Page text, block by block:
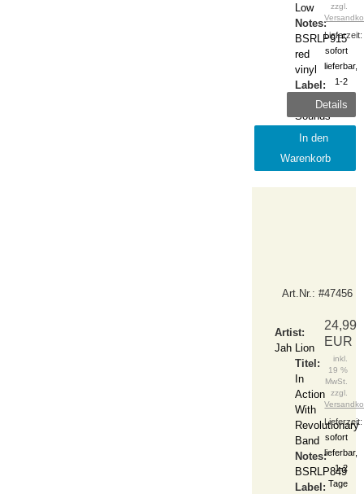
Low
Notes:
BSRLP915
red
vinyl
Label:
Burning
Sounds
Release:
November
zzgl.
Lieferzeit:
sofort
lieferbar,
1-2
Details
In den
Warenkorb
Art.Nr.: #47456
Artist:
Jah Lion
Titel:
In
Action
With
Revolutionary
Band
Notes:
BSRLP849
Label:
24,99
EUR
inkl.
19 %
MwSt.
zzgl.
Lieferzeit:
sofort
lieferbar,
1-2
Tage